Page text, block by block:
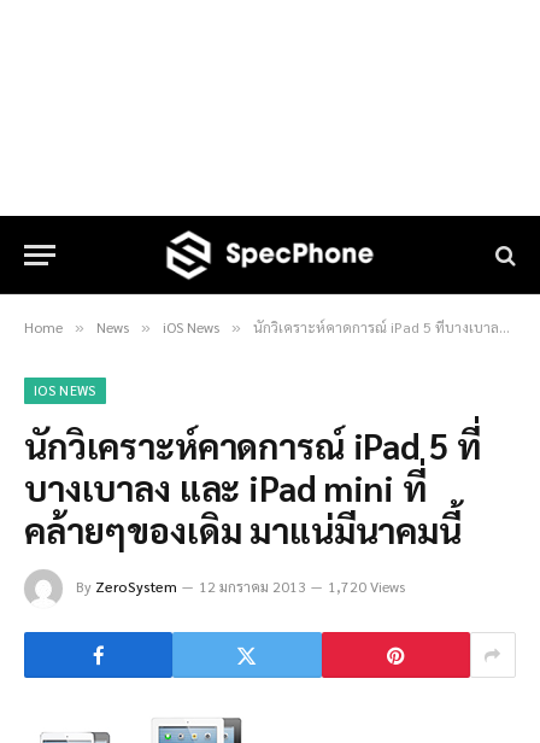
Home » News » iOS News » นักวิเคราะห์คาดการณ์ iPad 5 ที่บางเบาลง และ iPad mini ที่คล้ายๆของเดิม มาแน่มีนาคมนี้
IOS NEWS
นักวิเคราะห์คาดการณ์ iPad 5 ที่
บางเบาลง และ iPad mini ที่
คล้ายๆของเดิม มาแน่มีนาคมนี้
By ZeroSystem 12 มกราคม 2013 1,720 Views